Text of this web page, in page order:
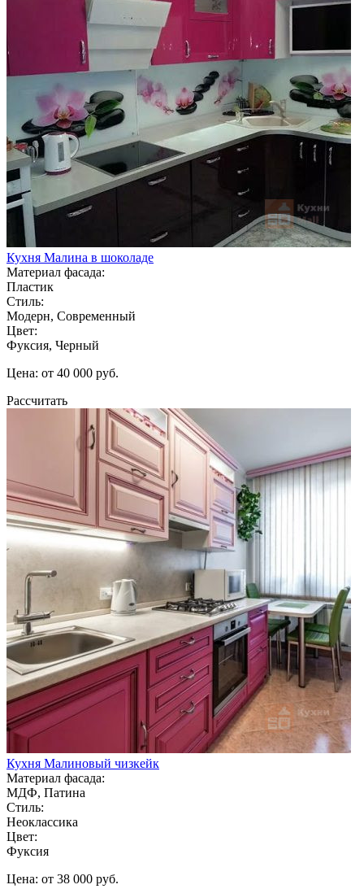
Кухня Малина в шоколаде
Материал фасада:
Пластик
Стиль:
Модерн, Современный
Цвет:
Фуксия, Черный
Цена: от 40 000 руб.
Рассчитать
Кухня Малиновый чизкейк
Материал фасада:
МДФ, Патина
Стиль:
Неоклассика
Цвет:
Фуксия
Цена: от 38 000 руб.